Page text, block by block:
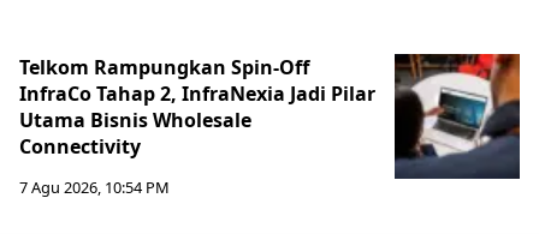
Telkom Rampungkan Spin-Off
InfraCo Tahap 2, InfraNexia Jadi Pilar
Utama Bisnis Wholesale
Connectivity
7 Agu 2026, 10:54 PM